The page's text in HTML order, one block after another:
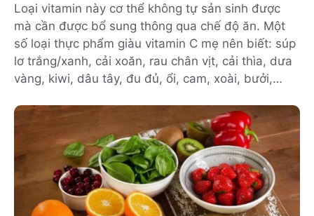
Loại vitamin này cơ thể không tự sản sinh được
mà cần được bổ sung thông qua chế độ ăn. Một
số loại thực phẩm giàu vitamin C mẹ nên biết: súp
lơ trắng/xanh, cải xoăn, rau chân vịt, cải thìa, dưa
vàng, kiwi, dâu tây, đu đủ, ổi, cam, xoài, bưởi,…